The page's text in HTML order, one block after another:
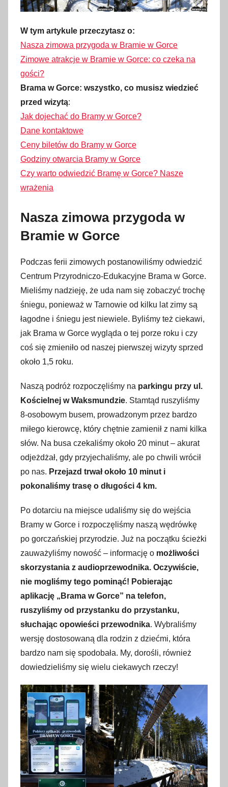
W tym artykule przeczytasz o:
Nasza zimowa przygoda w Bramie w Gorce
Zimowe atrakcje w Bramie w Gorce: co czeka na
gości?
Brama w Gorce: wszystko, co musisz wiedzieć
przed wizytą:
Jak dojechać do Bramy w Gorce?
Dane kontaktowe
Ceny biletów do Bramy w Gorce
Godziny otwarcia Bramy w Gorce
Czy warto odwiedzić Bramę w Gorce? Nasze
wrażenia
Nasza zimowa przygoda w
Bramie w Gorce
Podczas ferii zimowych postanowiliśmy odwiedzić
Centrum Przyrodniczo-Edukacyjne Brama w Gorce.
Mieliśmy nadzieję, że uda nam się zobaczyć trochę
śniegu, ponieważ w Tarnowie od kilku lat zimy są
łagodne i śniegu jest niewiele. Byliśmy też ciekawi,
jak Brama w Gorce wygląda o tej porze roku i czy
coś się zmieniło od naszej pierwszej wizyty sprzed
około 1,5 roku.
Naszą podróż rozpoczęliśmy na parkingu przy ul.
Kościelnej w Waksmundzie. Stamtąd ruszyliśmy
8-osobowym busem, prowadzonym przez bardzo
miłego kierowcę, który chętnie zamienił z nami kilka
słów. Na busa czekaliśmy około 20 minut – akurat
odjeżdżał, gdy przyjechaliśmy, ale po chwili wrócił
po nas. Przejazd trwał około 10 minut i
pokonaliśmy trasę o długości 4 km.
Po dotarciu na miejsce udaliśmy się do wejścia
Bramy w Gorce i rozpoczęliśmy naszą wędrówkę
po gorczańskiej przyrodzie. Już na początku ścieżki
zauważyliśmy nowość – informację o możliwości
skorzystania z audioprzewodnika. Oczywiście,
nie mogliśmy tego pominąć! Pobierając
aplikację „Brama w Gorce” na telefon,
ruszyliśmy od przystanku do przystanku,
słuchając opowieści przewodnika. Wybraliśmy
wersję dostosowaną dla rodzin z dziećmi, która
bardzo nam się spodobała. My, dorośli, również
dowiedzieliśmy się wielu ciekawych rzeczy!